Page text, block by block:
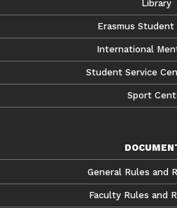
Library
Erasmus
International
Student Service
Sport
General Rules and
Faculty Rules and